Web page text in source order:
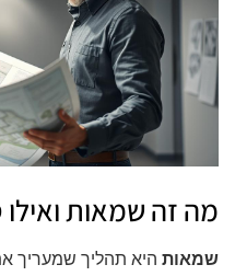
מה זה שמאות ואילו
שמאות היא תהליך שמעריך